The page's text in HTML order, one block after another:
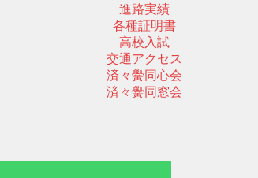
進路実績
各種証明書
高校入試
交通アクセス
済々黌同心会
済々黌同窓会